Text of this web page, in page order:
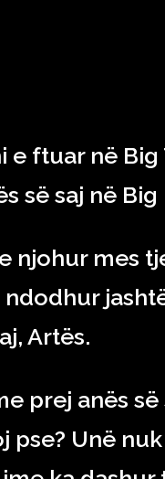
e ftuar në
së saj në
njohur mes
ndodhur
Artës.
prej anës
pse? Unë